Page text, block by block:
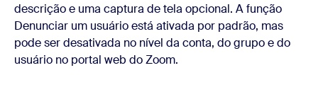
descrição e uma captura de tela opcional. A função
Denunciar um usuário está ativada por padrão, mas
pode ser desativada no nível da conta, do grupo e do
usuário no portal web do Zoom.